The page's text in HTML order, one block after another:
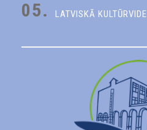
05. LATVISKĀ KULTŪRVIDE